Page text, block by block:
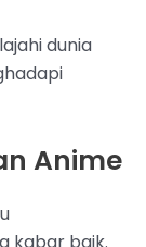
dunia
Anime